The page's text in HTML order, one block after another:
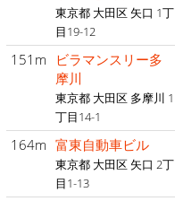
東京都 大田区 矢口 1丁
目19-12
151m
ビラマンスリー多
摩川
東京都 大田区 多摩川 1
丁目14-1
164m 富東自動車ビル
東京都 大田区 矢口 2丁
目1-13